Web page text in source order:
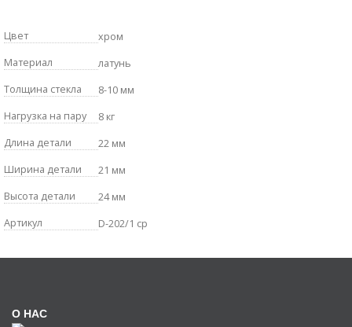
Цвет
хром
Материал
латунь
Толщина стекла
8-10 мм
Нагрузка на пару
8 кг
Длина детали
22 мм
Ширина детали
21 мм
Высота детали
24 мм
Артикул
D-202/1 cp
О НАС